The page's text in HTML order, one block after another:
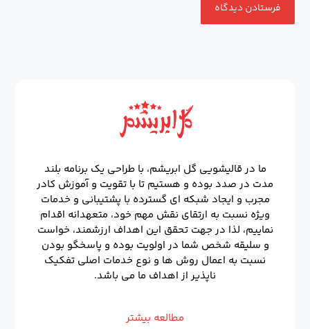
ما در قالیشویی گل ابریشم، با طراحی یک برنامه بلند
مدت در صدد بوده و هستیم تا با تقویت و آموزش کادر
مجرب و ایجاد شبکه ای گسترده با پشتیبانی و خدمات
ویژه نسبت به ارتقای نقش مهم خود، متعهدانه اقدام
نماییم، لذا در جهت تحقق این اهداف ارزشمند، خواست
و سلیقه شخص شما در اولویت بوده و پاسخگو بودن
نسبت به اعمال روش ها و نوع خدمات اصلی تفکیک
ناپذیر از اهداف ما می باشد.
مطالعه بیشتر